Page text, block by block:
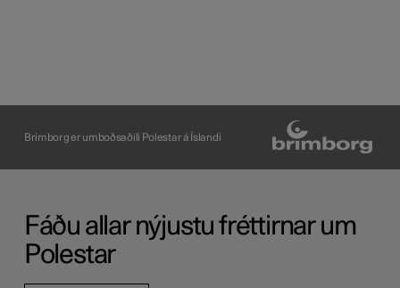
Brimborg er umboðsaðili Polestar á Íslandi
Fáðu allar nýjustu fréttirnar um
Polestar